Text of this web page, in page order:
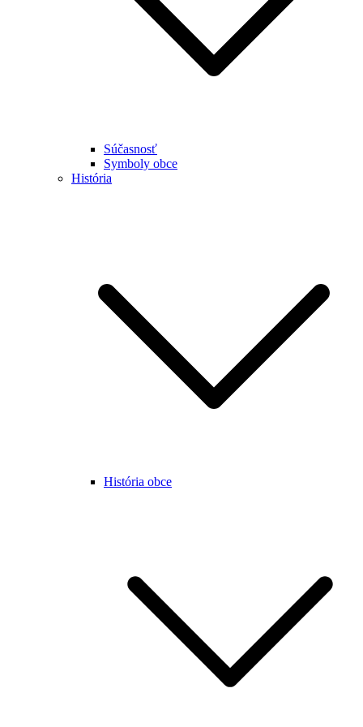
Súčasnosť
Symboly obce
História
História obce